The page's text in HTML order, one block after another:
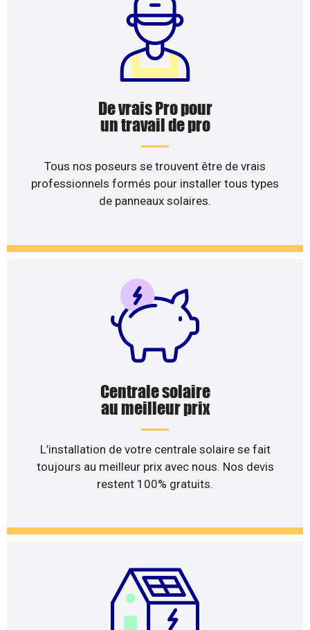
De vrais Pro pour
un travail de pro
Tous nos poseurs se trouvent être de vrais
professionnels formés pour installer tous types
de panneaux solaires.
Centrale solaire
au meilleur prix
L’installation de votre centrale solaire se fait
toujours au meilleur prix avec nous. Nos devis
restent 100% gratuits.